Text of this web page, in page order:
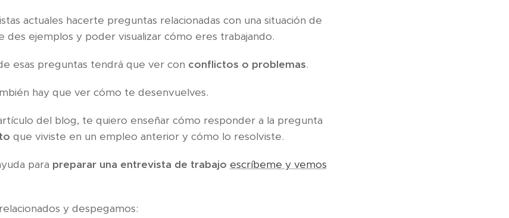
actuales hacerte preguntas relacionadas con una situación de
des ejemplos y poder visualizar cómo eres trabajando.
esas preguntas tendrá que ver con conflictos o problemas.
hay que ver cómo te desenvuelves.
del blog, te quiero enseñar cómo responder a la pregunta
que viviste en un empleo anterior y cómo lo resolviste.
para preparar una entrevista de trabajo escríbeme y vemos
y despegamos: